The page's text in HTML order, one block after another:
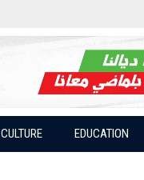
CULTURE EDUCATION